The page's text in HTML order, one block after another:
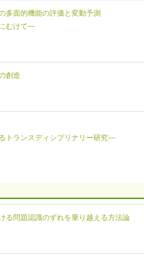
多面的機能の評価と変動予測
むけて―
創造
トランスディシプリナリー研究―
る問題認識のずれを乗り越える方法論